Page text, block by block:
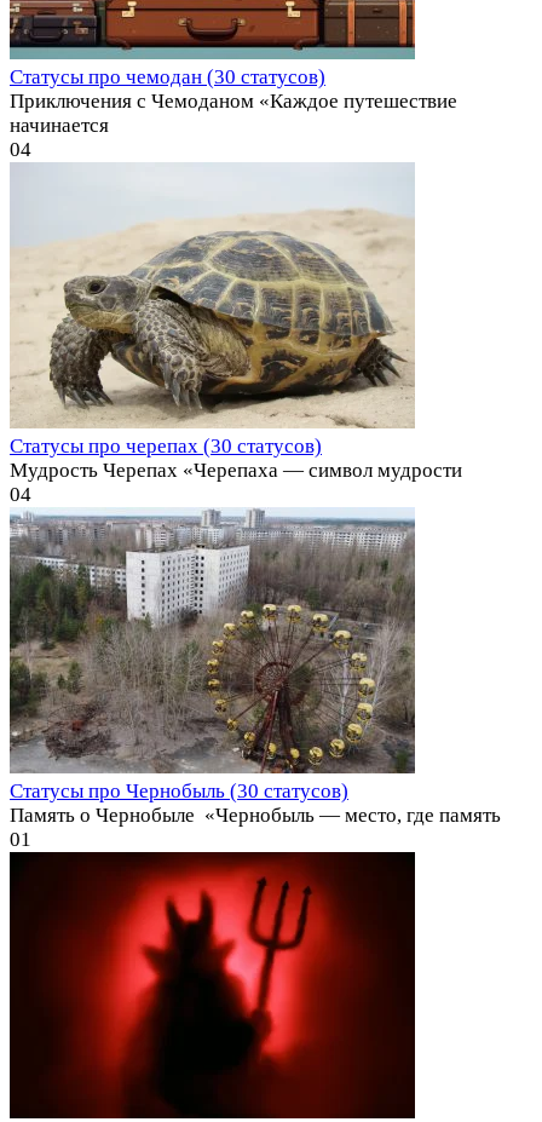
Статусы про чемодан (30 статусов)
Приключения с Чемоданом «Каждое путешествие
начинается
04
Статусы про черепах (30 статусов)
Мудрость Черепах «Черепаха — символ мудрости
04
Статусы про Чернобыль (30 статусов)
Память о Чернобыле ️ «Чернобыль — место, где память
01